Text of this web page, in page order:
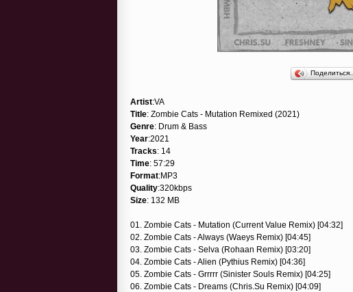
Поделиться…
Artist:VA
Title: Zombie Cats - Mutation Remixed (2021)
Genre: Drum & Bass
Year:2021
Tracks: 14
Time: 57:29
Format:MP3
Quality:320kbps
Size: 132 MB
01. Zombie Cats - Mutation (Current Value Remix) [04:32]
02. Zombie Cats - Always (Waeys Remix) [04:45]
03. Zombie Cats - Selva (Rohaan Remix) [03:20]
04. Zombie Cats - Alien (Pythius Remix) [04:36]
05. Zombie Cats - Grrrrr (Sinister Souls Remix) [04:25]
06. Zombie Cats - Dreams (Chris.Su Remix) [04:09]